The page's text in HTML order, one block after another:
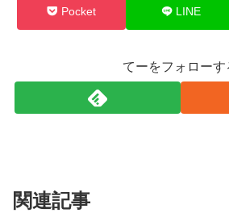
Pocket LINE
てーをフォローす
関連記事